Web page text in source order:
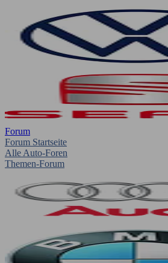
Forum
Forum Startseite
Alle Auto-Foren
Themen-Forum